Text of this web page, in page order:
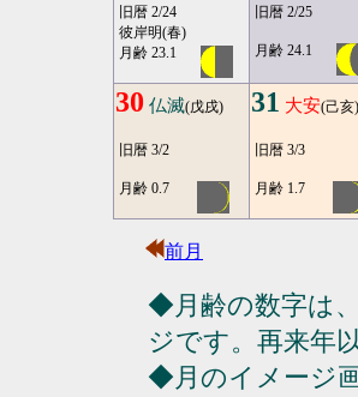
旧暦 2/24
彼岸明(春)
月齢 23.1
旧暦 2/25
月齢 24.1
30 仏滅(戊戌)
旧暦 3/2
月齢 0.7
31 大安(己亥)
旧暦 3/3
月齢 1.7
前月
◆月齢の数字は
ジです。再来年
◆月のイメージ